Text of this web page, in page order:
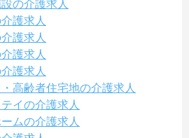
の介護求人
護求人
護求人
護求人
護求人
高齢者住宅地の介護求人
イの介護求人
ムの介護求人